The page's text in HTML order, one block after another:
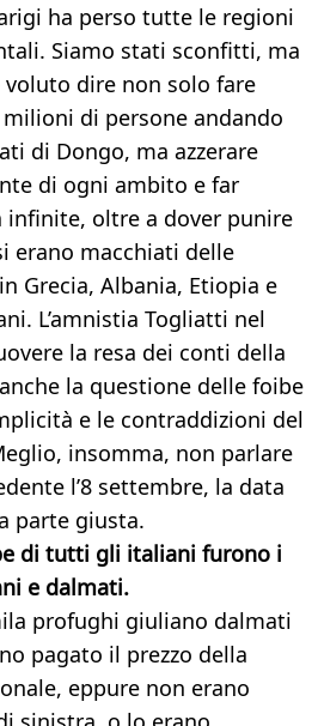
ha perso tutte le regioni
Siamo stati sconfitti, ma
dire non solo fare
di persone andando
di Dongo, ma azzerare
di ogni ambito e far
infinite, oltre a dover punire
erano macchiati delle
Grecia, Albania, Etiopia e
L’amnistia Togliatti nel
la resa dei conti della
la questione delle foibe
e le contraddizioni del
insomma, non parlare
l’8 settembre, la data
parte giusta.
di tutti gli italiani furono i
e dalmati.
profughi giuliano dalmati
pagato il prezzo della
eppure non erano